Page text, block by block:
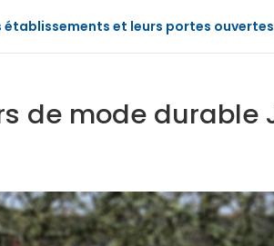
établissements et leurs portes ouvertes
de mode durable